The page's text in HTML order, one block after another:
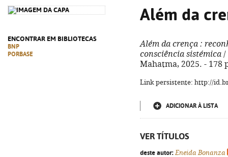
ENCONTRAR EM BIBLIOTECAS
BNP
PORBASE
Além da
Além da crença :
consciência sistémica /
Mahatma, 2025. - 178
Link persistente: http://
ADICIONAR À LISTA
VER TÍTULOS
deste autor: Eneida Bonanza